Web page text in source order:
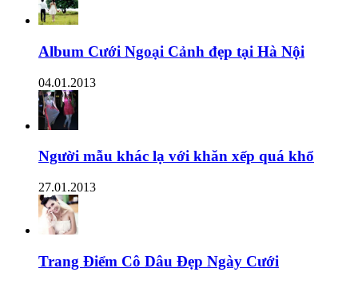
Album Cưới Ngoại Cảnh đẹp tại Hà Nội
04.01.2013
Người mẫu khác lạ với khăn xếp quá khổ
27.01.2013
Trang Điểm Cô Dâu Đẹp Ngày Cưới